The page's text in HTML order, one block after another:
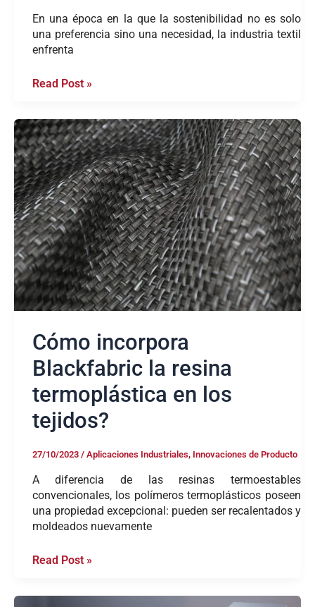
En una época en la que la sostenibilidad no es solo
una preferencia sino una necesidad, la industria textil
enfrenta
Read Post »
Cómo incorpora
Blackfabric la resina
termoplástica en los
tejidos?
27/10/2023 / Aplicaciones Industriales, Innovaciones de Producto
A diferencia de las resinas termoestables
convencionales, los polímeros termoplásticos poseen
una propiedad excepcional: pueden ser recalentados y
moldeados nuevamente
Cómo
incorpora
Blackfabric
la
resina
termoplástica
en
los
tejidos?
Read Post »